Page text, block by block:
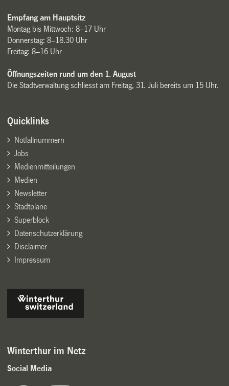
Empfang am Hauptsitz
Montag bis Mittwoch: 8–17 Uhr
Donnerstag: 8–18.30 Uhr
Freitag: 8–16 Uhr
Öffnungszeiten rund um den 1. August
Die Stadtverwaltung schliesst am Freitag, 31. Juli bereits um 15 Uhr.
Quicklinks
Notfallnummern
Jobs
Medienmitteilungen
Medien
Newsletter
Stadtpläne
Superblock
Datenschutzerklärung
Disclaimer
Impressum
Winterthur im Netz
Social Media